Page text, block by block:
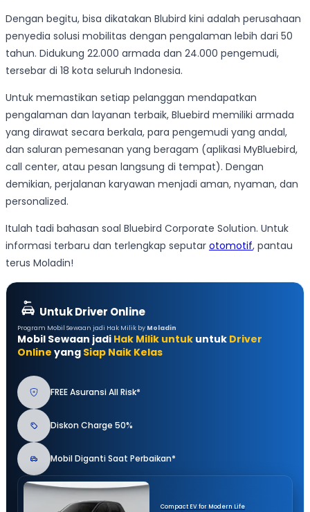
Dengan begitu, bisa dikatakan Blubird kini adalah perusahaan
penyedia solusi mobilitas dengan pengalaman lebih dari 50
tahun. Didukung 22.000 armada dan 24.000 pengemudi,
tersebar di 18 kota seluruh Indonesia.
Untuk memastikan setiap pelanggan mendapatkan
pengalaman dan layanan terbaik, Bluebird memiliki armada
yang dirawat secara berkala, para pengemudi yang andal,
dan saluran pemesanan yang beragam (aplikasi MyBluebird,
call center, atau pesan langsung di tempat). Dengan
demikian, perjalanan karyawan menjadi aman, nyaman, dan
personalized.
Itulah tadi bahasan soal Bluebird Corporate Solution. Untuk
informasi terbaru dan terlengkap seputar otomotif, pantau
terus Moladin!
Untuk Driver Online
Program Mobil Sewaan jadi Hak Milik by Moladin
Mobil Sewaan jadi Hak Milik untuk untuk Driver
Online yang Siap Naik Kelas
FREE Asuransi All Risk*
Diskon Charge 50%
Mobil Diganti Saat Perbaikan*
Compact EV for Modern Life